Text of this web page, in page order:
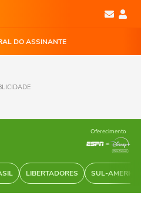
DO ASSINANTE
LIBERTADORES SUL-
Oferecimento